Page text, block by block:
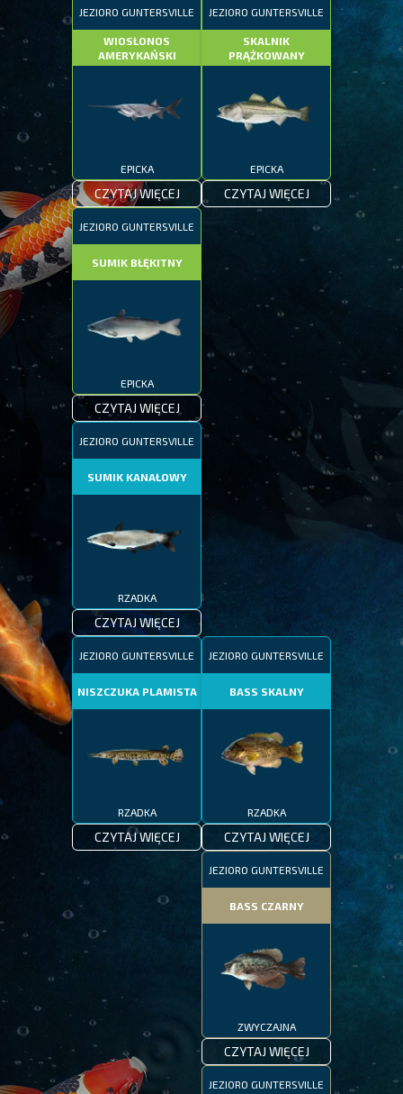
JEZIORO GUNTERSVILLE
WIOSŁONOS
AMERYKAŃSKI
EPICKA
CZYTAJ WIĘCEJ
JEZIORO GUNTERSVILLE
SKALNIK
PRĄŻKOWANY
EPICKA
CZYTAJ WIĘCEJ
JEZIORO GUNTERSVILLE
SUMIK BŁĘKITNY
EPICKA
CZYTAJ WIĘCEJ
JEZIORO GUNTERSVILLE
SUMIK KANAŁOWY
RZADKA
CZYTAJ WIĘCEJ
JEZIORO GUNTERSVILLE
NISZCZUKA PLAMISTA
RZADKA
CZYTAJ WIĘCEJ
JEZIORO GUNTERSVILLE
BASS SKALNY
RZADKA
CZYTAJ WIĘCEJ
JEZIORO GUNTERSVILLE
BASS CZARNY
ZWYCZAJNA
CZYTAJ WIĘCEJ
JEZIORO GUNTERSVILLE